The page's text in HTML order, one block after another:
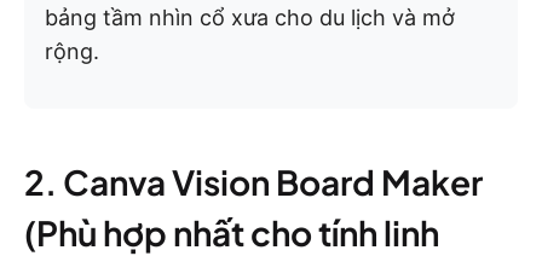
bảng tầm nhìn cổ xưa cho du lịch và mở
rộng.
2. Canva Vision Board Maker
(Phù hợp nhất cho tính linh